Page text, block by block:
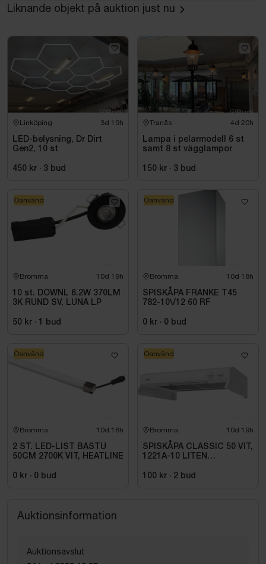
Liknande objekt på auktion just nu
Linköping 3d 19h
LED-belysning, Dr Dirt
Gen2, 10 st
450 kr · 3 bud
Tranås 4d 20h
Lampa i pelarmodell 6 st
samt 8 st vägglampor
150 kr · 3 bud
Bromma 10d 19h
10 st. DOWNL 6.2W 370LM
3K RUND SV, LUNA LP
50 kr · 1 bud
Oanvänd
Bromma 10d 18h
SPISKÅPA FRANKE T45
782-10\/12 60 RF
0 kr · 0 bud
Oanvänd
Bromma 10d 18h
2 ST. LED-LIST BASTU
50CM 2700K VIT, HEATLINE
0 kr · 0 bud
Oanvänd
Bromma 10d 19h
SPISKÅPA CLASSIC 50 VIT,
1221A-10 LITEN
100 kr · 2 bud
Oanvänd
Auktionsinformation
Auktionsavslut